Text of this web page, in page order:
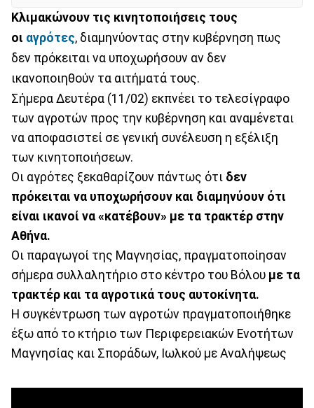
Κλιμακώνουν τις κινητοποιήσεις τους
οι αγρότες, διαμηνύοντας στην κυβέρνηση πως
δεν πρόκειται να υποχωρήσουν αν δεν
ικανοποιηθούν τα αιτήματά τους.
Σήμερα Δευτέρα (11/02) εκπνέει το τελεσίγραφο
των αγροτών προς την κυβέρνηση και αναμένεται
να αποφασιστεί σε γενική συνέλευση η εξέλιξη
των κινητοποιήσεων.
Οι αγρότες ξεκαθαρίζουν πάντως ότι δεν
πρόκειται να υποχωρήσουν και διαμηνύουν ότι
είναι ικανοί να «κατέβουν» με τα τρακτέρ στην
Αθήνα.
Οι παραγωγοί της Μαγνησίας, πραγματοποίησαν
σήμερα συλλαλητήριο στο κέντρο του Βόλου με τα
τρακτέρ και τα αγροτικά τους αυτοκίνητα.
Η συγκέντρωση των αγροτών πραγματοποιήθηκε
έξω από το κτήριο των Περιφερειακών Ενοτήτων
Μαγνησίας και Σποράδων, Ιωλκού με Αναλήψεως